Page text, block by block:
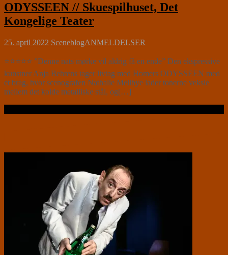
ODYSSEEN // Skuespilhuset, Det
Kongelige Teater
25. april 2022 SceneblogANMELDELSER
⭐⭐⭐⭐⭐ ”Denne nats mørke vil aldrig få en ende” Den ekspressive
kunstner Anja Behrens tager livtag med Homers ODYSSEEN med
et brag, hvor scenografen Nathalie Mellbye lader tonerne veksle
mellem det kolde metalliske stål, og[…]